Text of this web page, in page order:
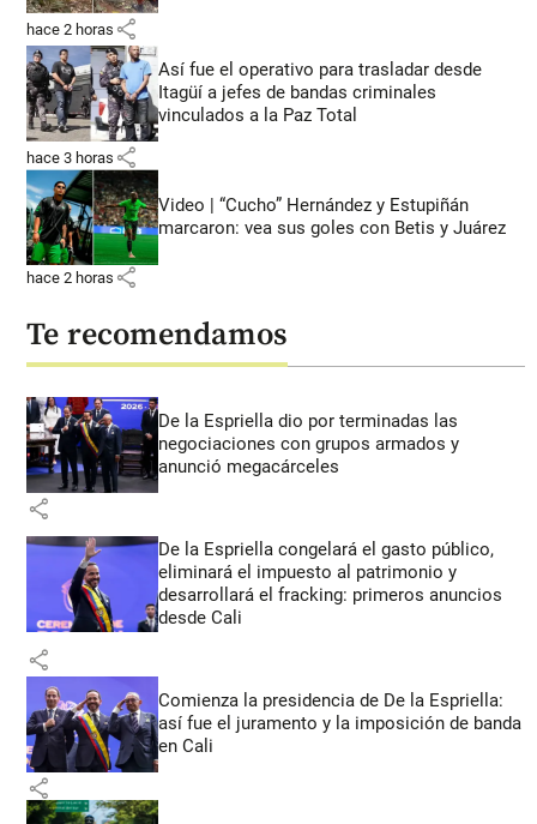
hace 2 horas share
Así fue el operativo para trasladar desde
Itagüí a jefes de bandas criminales
vinculados a la Paz Total
hace 3 horas share
Video | “Cucho” Hernández y Estupiñán
marcaron: vea sus goles con Betis y Juárez
hace 2 horas share
Te recomendamos
De la Espriella dio por terminadas las
negociaciones con grupos armados y
anunció megacárceles
share
De la Espriella congelará el gasto público,
eliminará el impuesto al patrimonio y
desarrollará el fracking: primeros anuncios
desde Cali
share
Comienza la presidencia de De la Espriella:
así fue el juramento y la imposición de banda
en Cali
share